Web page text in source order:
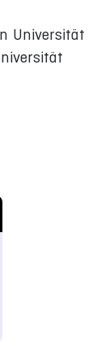
Universität